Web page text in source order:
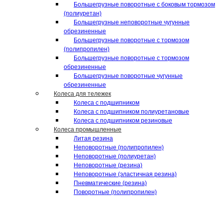
Большегрузные поворотные с боковым тормозом
(полиуретан)
Большегрузные неповоротные чугунные
обрезиненные
Большегрузные поворотные с тормозом
(полипропилен)
Большегрузные поворотные с тормозом
обрезиненные
Большегрузные поворотные чугунные
обрезиненные
Колеса для тележек
Колеса с подшипником
Колеса с подшипником полиуретановые
Колеса с подшипником резиновые
Колеса промышленные
Литая резина
Неповоротные (полипропилен)
Неповоротные (полиуретан)
Неповоротные (резина)
Неповоротные (эластичная резина)
Пневматические (резина)
Поворотные (полипропилен)